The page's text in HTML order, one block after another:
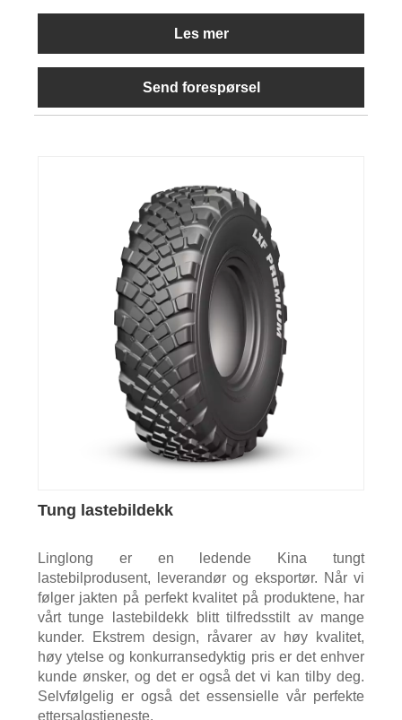
Les mer
Send forespørsel
Tung lastebildekk
Linglong er en ledende Kina tungt
lastebilprodusent, leverandør og eksportør. Når vi
følger jakten på perfekt kvalitet på produktene, har
vårt tunge lastebildekk blitt tilfredsstilt av mange
kunder. Ekstrem design, råvarer av høy kvalitet,
høy ytelse og konkurransedyktig pris er det enhver
kunde ønsker, og det er også det vi kan tilby deg.
Selvfølgelig er også det essensielle vår perfekte
ettersalgstjeneste.